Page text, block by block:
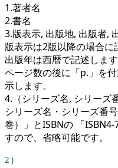
1.著者名
2.書名
3.版表示, 出版地, 出版者,
版表示は2版以降の場合に
出版年は西暦で記述します
ページ数の後に「p.」を
示します。
4.（シリーズ名, シリーズ
シリーズ名・シリーズ番
巻）」とISBNの 「
すので、省略可能です。
2 )